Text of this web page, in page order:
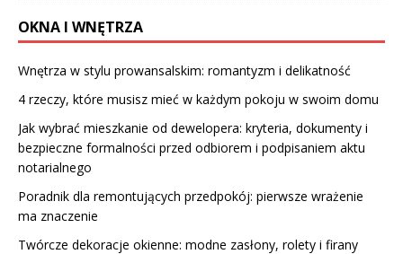
OKNA I WNĘTRZA
Wnętrza w stylu prowansalskim: romantyzm i delikatność
4 rzeczy, które musisz mieć w każdym pokoju w swoim domu
Jak wybrać mieszkanie od dewelopera: kryteria, dokumenty i
bezpieczne formalności przed odbiorem i podpisaniem aktu
notarialnego
Poradnik dla remontujących przedpokój: pierwsze wrażenie
ma znaczenie
Twórcze dekoracje okienne: modne zasłony, rolety i firany